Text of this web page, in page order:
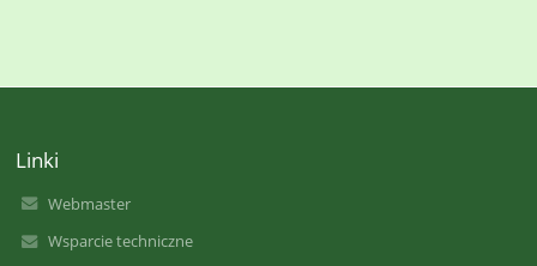
Linki
Webmaster
Wsparcie techniczne